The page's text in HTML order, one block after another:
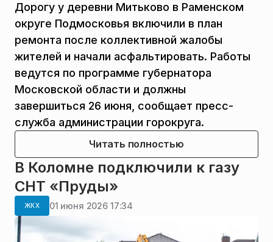
Дорогу у деревни Митьково в Раменском
округе Подмосковья включили в план
ремонта после коллективной жалобы
жителей и начали асфальтировать. Работы
ведутся по программе губернатора
Московской области и должны
завершиться 26 июня, сообщает пресс-
служба администрации горокруга.
Читать полностью
В Коломне подключили к газу
СНТ «Пруды»
ЖКХ 01 июня 2026 17:34